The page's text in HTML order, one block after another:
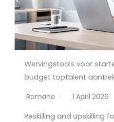
Wervingstools voor
budget toptalent
Romano
1 April 2026
Reskilling and upskilling